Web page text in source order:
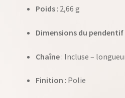
Poids: 2,66 g
Dimensions du pendentif
Chaîne: Incluse –
Finition : Polie